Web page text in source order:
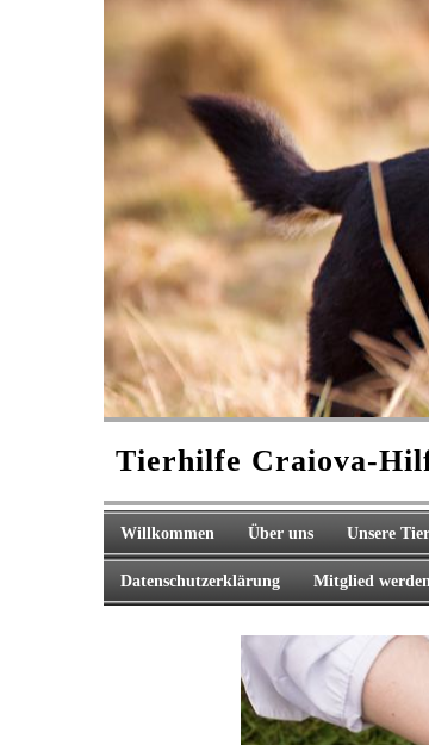
Tierhilfe Craiova-
Willkommen Über uns Unsere
Datenschutzerklärung Mitglied